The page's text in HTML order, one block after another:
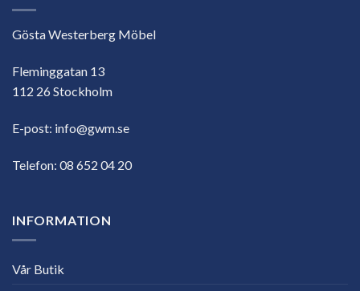
Gösta Westerberg Möbel
Fleminggatan 13
112 26 Stockholm
E-post: info@gwm.se
Telefon: 08 652 04 20
INFORMATION
Vår Butik